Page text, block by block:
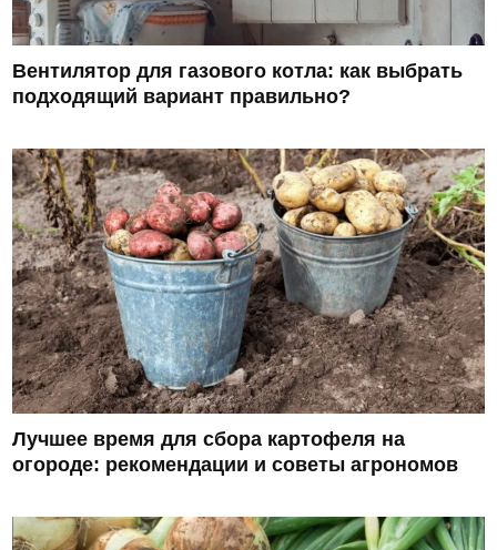
Вентилятор для газового котла: как выбрать
подходящий вариант правильно?
Лучшее время для сбора картофеля на
огороде: рекомендации и советы агрономов